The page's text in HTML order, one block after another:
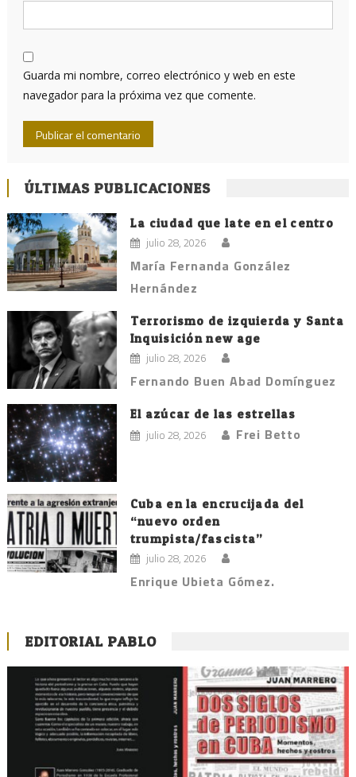
Guarda mi nombre, correo electrónico y web en este
navegador para la próxima vez que comente.
ÚLTIMAS PUBLICACIONES
La ciudad que late en el centro
julio 28, 2026
María Fernanda González
Hernández
Terrorismo de izquierda y Santa
Inquisición new age
julio 28, 2026
Fernando Buen Abad Domínguez
El azúcar de las estrellas
julio 28, 2026 Frei Betto
Cuba en la encrucijada del
“nuevo orden
trumpista/fascista”
julio 28, 2026
Enrique Ubieta Gómez.
EDITORIAL PABLO